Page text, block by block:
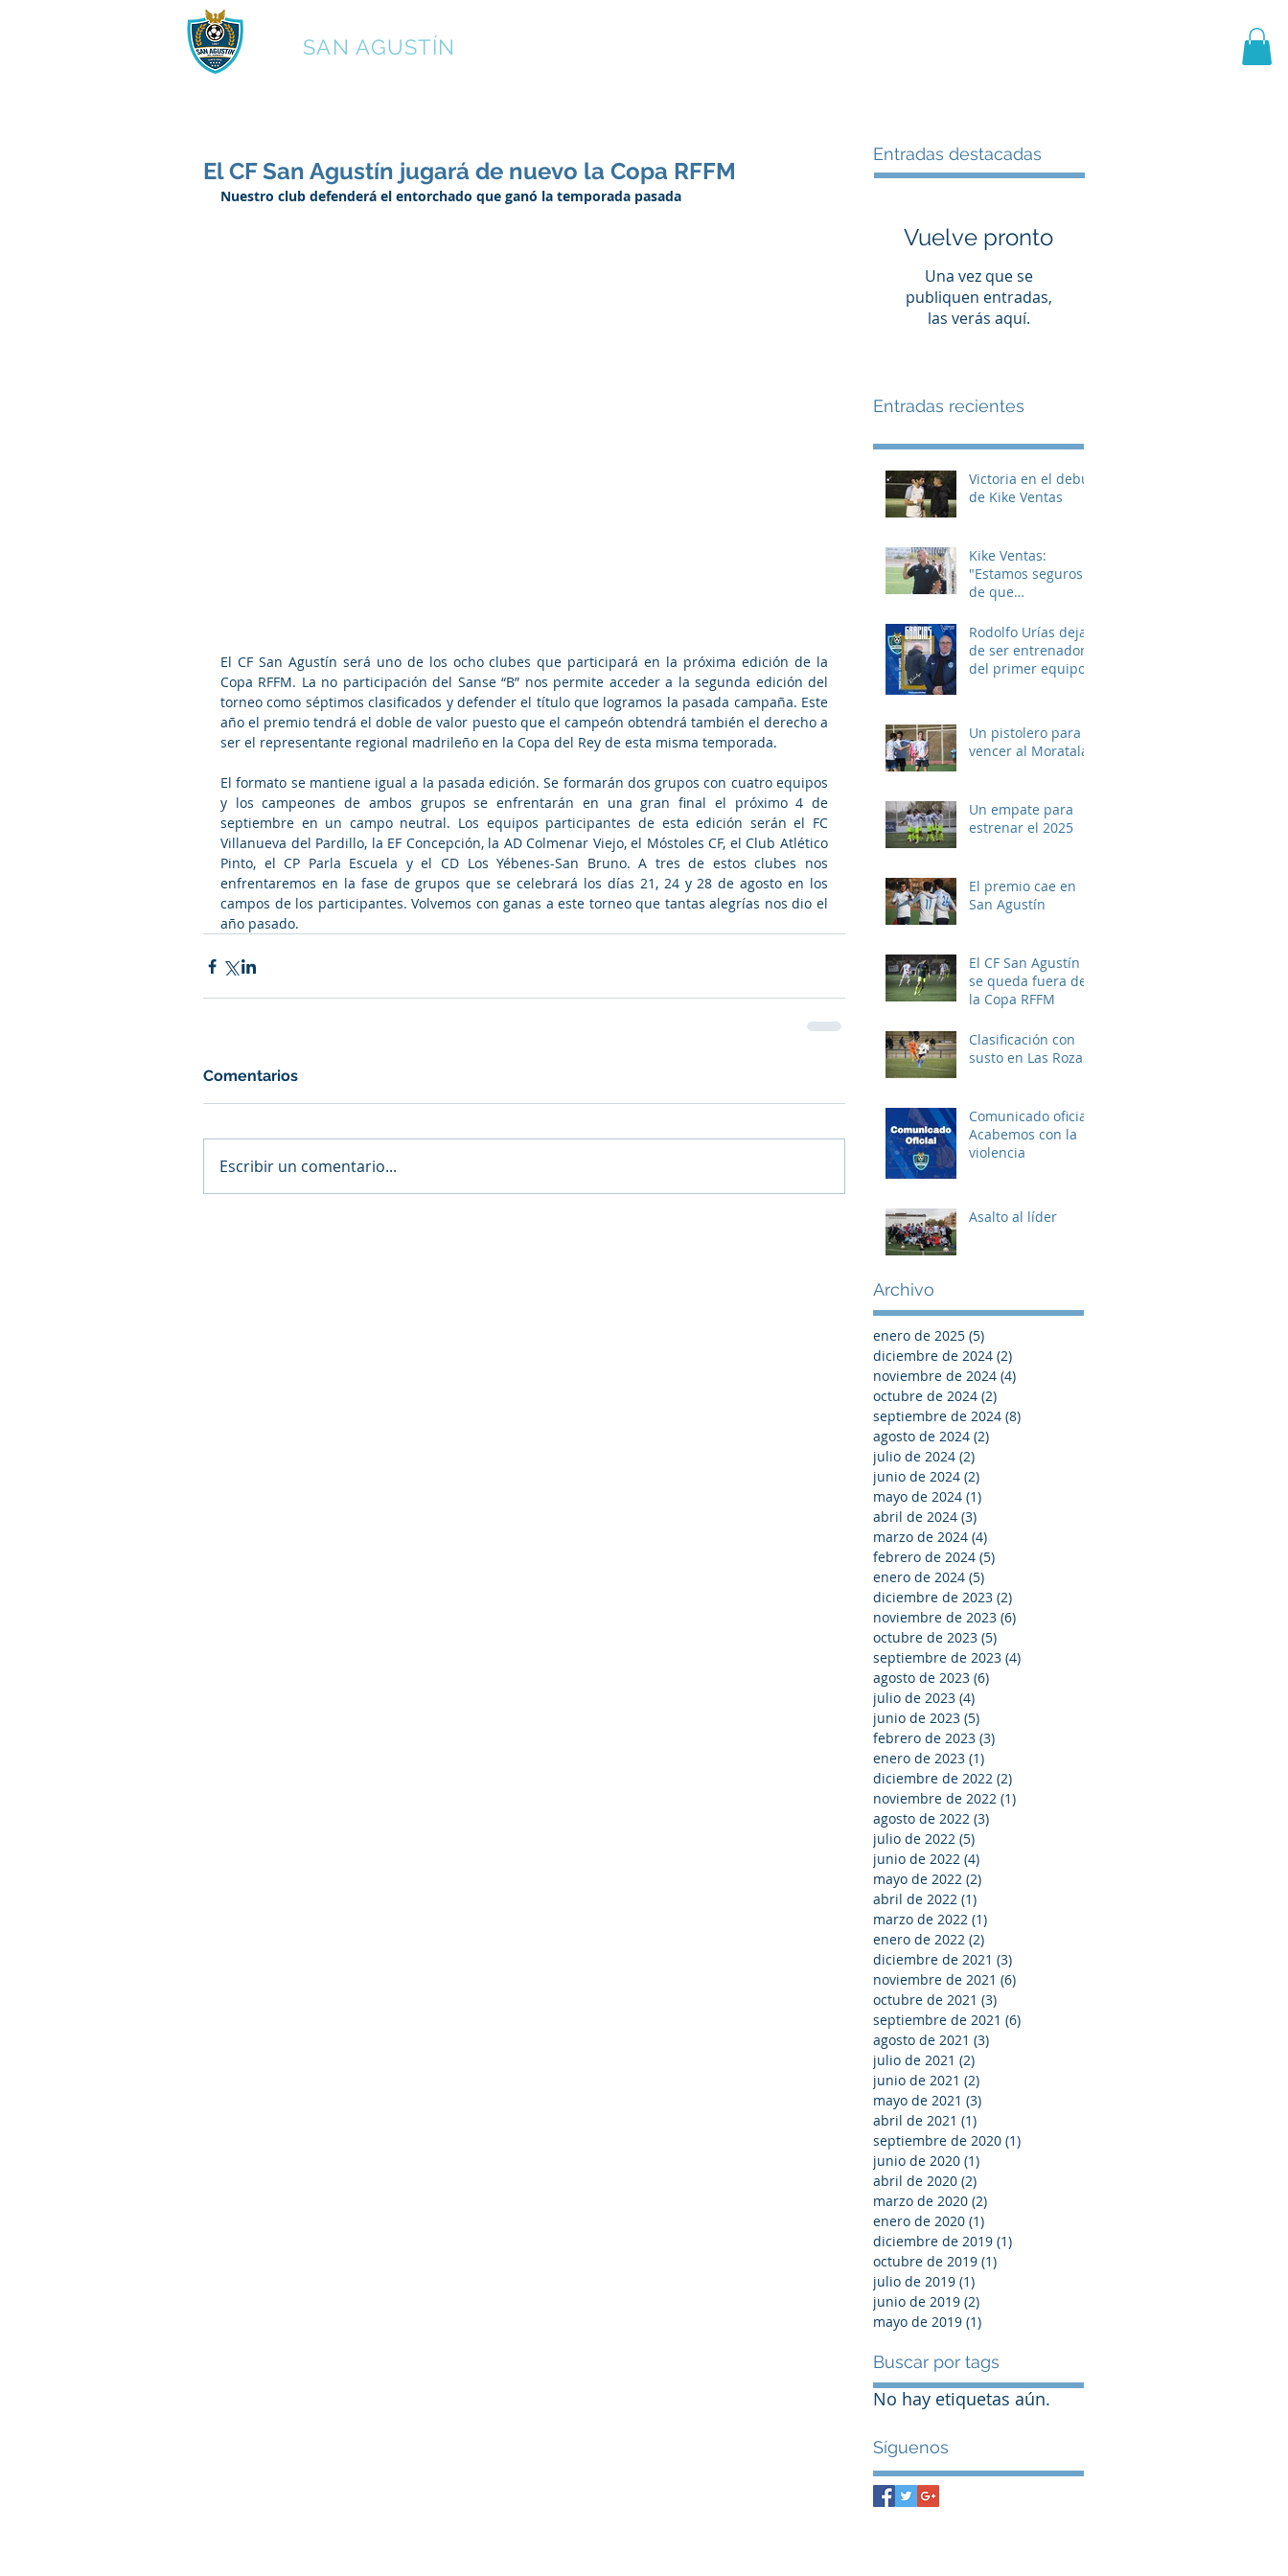
SAN AGUSTÍN
El CF San Agustín jugará de nuevo la Copa RFFM
Nuestro club defenderá el entorchado que ganó la temporada pasada
El CF San Agustín será uno de los ocho clubes que participará en la próxima edición de la
Copa RFFM. La no participación del Sanse “B” nos permite acceder a la segunda edición del
torneo como séptimos clasificados y defender el título que logramos la pasada campaña. Este
año el premio tendrá el doble de valor puesto que el campeón obtendrá también el derecho a
ser el representante regional madrileño en la Copa del Rey de esta misma temporada.
El formato se mantiene igual a la pasada edición. Se formarán dos grupos con cuatro equipos
y los campeones de ambos grupos se enfrentarán en una gran final el próximo 4 de
septiembre en un campo neutral. Los equipos participantes de esta edición serán el FC
Villanueva del Pardillo, la EF Concepción, la AD Colmenar Viejo, el Móstoles CF, el Club Atlético
Pinto, el CP Parla Escuela y el CD Los Yébenes-San Bruno. A tres de estos clubes nos
enfrentaremos en la fase de grupos que se celebrará los días 21, 24 y 28 de agosto en los
campos de los participantes. Volvemos con ganas a este torneo que tantas alegrías nos dio el
año pasado.
Comentarios
Escribir un comentario...
Entradas destacadas
Vuelve pronto
Una vez que se
publiquen entradas,
las verás aquí.
Entradas recientes
Victoria en el debut
de Kike Ventas
Kike Ventas:
"Estamos seguros
de que
muchos buenos
momentos"
Rodolfo Urías deja
de ser entrenador
del primer equipo
Un pistolero para
vencer al Moratalaz
Un empate para
estrenar el 2025
El premio cae en
San Agustín
El CF San Agustín
se queda fuera de
la Copa RFFM
Clasificación con
susto en Las Rozas
Comunicado oficial:
Acabemos con la
violencia
Asalto al líder
Archivo
enero de 2025 (5)
diciembre de 2024 (2)
noviembre de 2024 (4)
octubre de 2024 (2)
septiembre de 2024 (8)
agosto de 2024 (2)
julio de 2024 (2)
junio de 2024 (2)
mayo de 2024 (1)
abril de 2024 (3)
marzo de 2024 (4)
febrero de 2024 (5)
enero de 2024 (5)
diciembre de 2023 (2)
noviembre de 2023 (6)
octubre de 2023 (5)
septiembre de 2023 (4)
agosto de 2023 (6)
julio de 2023 (4)
junio de 2023 (5)
febrero de 2023 (3)
enero de 2023 (1)
diciembre de 2022 (2)
noviembre de 2022 (1)
agosto de 2022 (3)
julio de 2022 (5)
junio de 2022 (4)
mayo de 2022 (2)
abril de 2022 (1)
marzo de 2022 (1)
enero de 2022 (2)
diciembre de 2021 (3)
noviembre de 2021 (6)
octubre de 2021 (3)
septiembre de 2021 (6)
agosto de 2021 (3)
julio de 2021 (2)
junio de 2021 (2)
mayo de 2021 (3)
abril de 2021 (1)
septiembre de 2020 (1)
junio de 2020 (1)
abril de 2020 (2)
marzo de 2020 (2)
enero de 2020 (1)
diciembre de 2019 (1)
octubre de 2019 (1)
julio de 2019 (1)
junio de 2019 (2)
mayo de 2019 (1)
Buscar por tags
No hay etiquetas aún.
Síguenos